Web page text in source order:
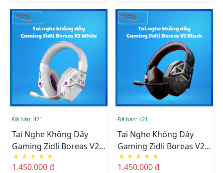
Đã bán: 421
Tai Nghe Không Dây
Gaming Zidli Boreas V2
White
★ ★ ★ ★ ★
1.450.000 đ
Đã bán: 421
Tai Nghe Không Dây
Gaming Zidli Boreas V2
Black
★ ★ ★ ★ ★
1.450.000 đ